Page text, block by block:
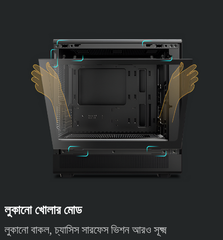
লুকানো খোলার মোড
লুকানো বাকল, চ্যাসিস সারফেস ভিশন আরও সূক্ষ্ম